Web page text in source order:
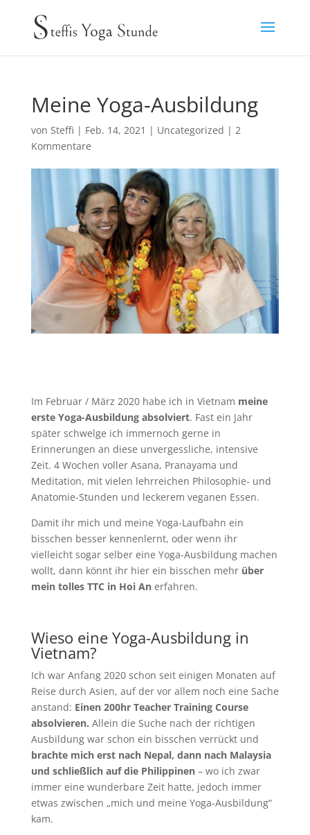
Meine Yoga-Ausbildung
von Steffi | Feb. 14, 2021 | Uncategorized | 2
Kommentare
Im Februar / März 2020 habe ich in Vietnam meine
erste Yoga-Ausbildung absolviert. Fast ein Jahr
später schwelge ich immernoch gerne in
Erinnerungen an diese unvergessliche, intensive
Zeit. 4 Wochen voller Asana, Pranayama und
Meditation, mit vielen lehrreichen Philosophie- und
Anatomie-Stunden und leckerem veganen Essen.
Damit ihr mich und meine Yoga-Laufbahn ein
bisschen besser kennenlernt, oder wenn ihr
vielleicht sogar selber eine Yoga-Ausbildung machen
wollt, dann könnt ihr hier ein bisschen mehr über
mein tolles TTC in Hoi An erfahren.
Wieso eine Yoga-Ausbildung in
Vietnam?
Ich war Anfang 2020 schon seit einigen Monaten auf
Reise durch Asien, auf der vor allem noch eine Sache
anstand: Einen 200hr Teacher Training Course
absolvieren. Allein die Suche nach der richtigen
Ausbildung war schon ein bisschen verrückt und
brachte mich erst nach Nepal, dann nach Malaysia
und schließlich auf die Philippinen– wo ich zwar
immer eine wunderbare Zeit hatte, jedoch immer
etwas zwischen „mich und meine Yoga-Ausbildung“
kam.